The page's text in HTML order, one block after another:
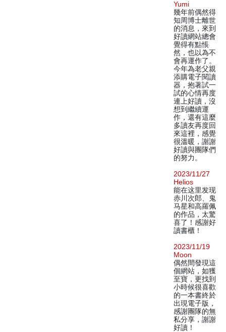
Yumi
幾年前偶然得
知周博士離世
的消息，來到
好讀網站總會
覺得有點悵
然，也以為不
會再運作了。
今年為老父親
添購電子閱讀
器，抱著試一
試的心情再度
連上好讀，沒
想到繼續運
作，還有這麼
多讀友再度回
來這裡，感覺
很溫暖，謝謝
好讀與團隊們
的努力。
2023/11/27
Helios
能在这里发现
赤川次郎、鬼
马星和高羅佩
的作品，太驚
喜了！感謝好
讀書櫃！
2023/11/19
Moon
偶然間發現這
個網站，如獲
至寶，更找到
小時候很喜歡
的一本書終於
出現電子版，
感謝團隊的無
私分享，謝謝
好讀！